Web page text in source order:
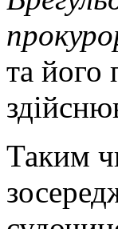
та його
Таким